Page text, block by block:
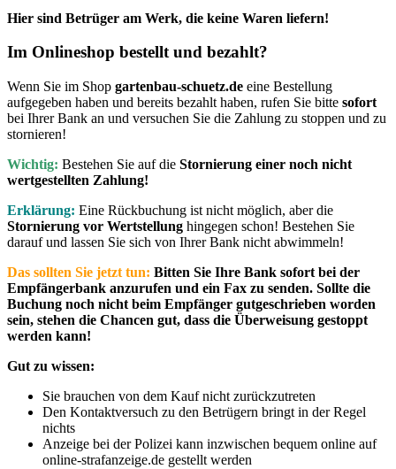
Hier sind Betrüger am Werk, die keine Waren liefern!
Im Onlineshop bestellt und bezahlt?
Wenn Sie im Shop gartenbau-schuetz.de eine Bestellung
aufgegeben haben und bereits bezahlt haben, rufen Sie bitte sofort
bei Ihrer Bank an und versuchen Sie die Zahlung zu stoppen und zu
stornieren!
Wichtig: Bestehen Sie auf die Stornierung einer noch nicht
wertgestellten Zahlung!
Erklärung: Eine Rückbuchung ist nicht möglich, aber die
Stornierung vor Wertstellung hingegen schon! Bestehen Sie
darauf und lassen Sie sich von Ihrer Bank nicht abwimmeln!
Das sollten Sie jetzt tun: Bitten Sie Ihre Bank sofort bei der
Empfängerbank anzurufen und ein Fax zu senden. Sollte die
Buchung noch nicht beim Empfänger gutgeschrieben worden
sein, stehen die Chancen gut, dass die Überweisung gestoppt
werden kann!
Gut zu wissen:
Sie brauchen von dem Kauf nicht zurückzutreten
Den Kontaktversuch zu den Betrügern bringt in der Regel
nichts
Anzeige bei der Polizei kann inzwischen bequem online auf
online-strafanzeige.de gestellt werden